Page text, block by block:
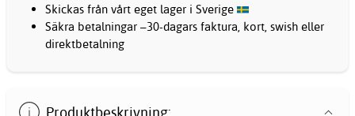
Skickas från vårt eget lager i Sverige
Säkra betalningar –30-dagars faktura, kort, swish eller
direktbetalning
Produktbeskrivning: